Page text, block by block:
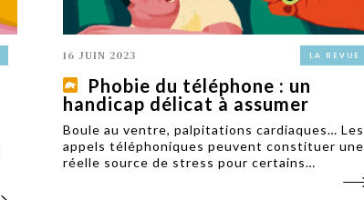
16 JUIN 2023 LA REVUE
Phobie du téléphone : un
handicap délicat à assumer
Boule au ventre, palpitations cardiaques… Les
appels téléphoniques peuvent constituer une
réelle source de stress pour certains
professionnels. Ils peuvent aussi être perçus